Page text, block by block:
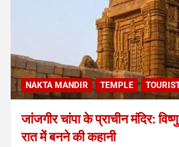
NAKTA MANDIR TEMPLE
जांजगीर चांपा के प्राचीन मंदिर:
रात में बनने की कहानी